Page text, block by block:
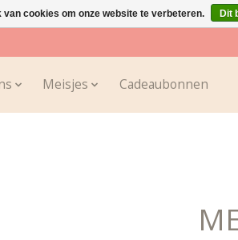
Meisjes Cadeaubonnen
cookies om onze website te verbeteren. Dit